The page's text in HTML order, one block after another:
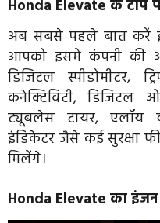
Honda Elevate के टॉप
अब सबसे पहले बात करें
आपको इसमें कंपनी की
डिजिटल स्पीडोमीटर,
कनेक्टिविटी, डिजिटल
ट्यूबलेस टायर, एलॉय
इंडिकेटर जैसे कई सुरक्षा
मिलेंगे।
Honda Elevate का